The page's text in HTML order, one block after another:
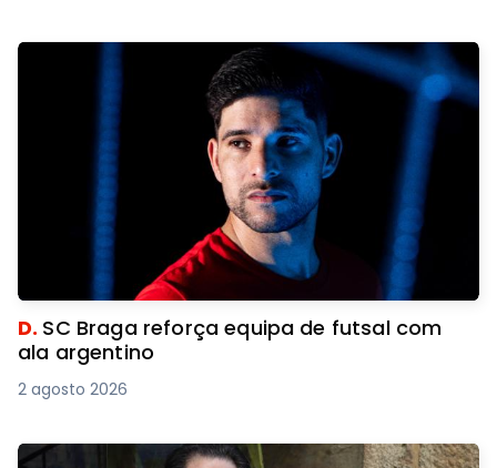
D. SC Braga reforça equipa de futsal com
ala argentino
2 agosto 2026